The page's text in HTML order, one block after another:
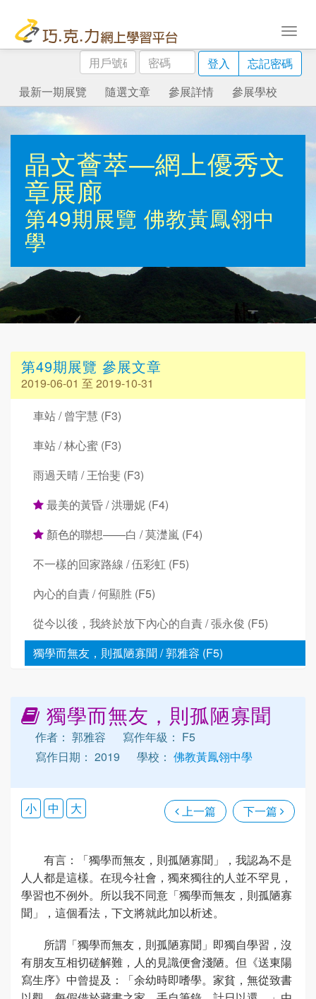
用
戶
號
碼
密
碼
登入
忘記密碼
最新一期展覽
隨選文章 參展詳情 參展學校
晶文薈萃—網上優秀文
章展廊
第49期展覽 佛教黃鳳翎中
學
第49期展覽 參展文章
2019-06-01 至 2019-10-31
車站 / 曾宇慧 (F3)
車站 / 林心蜜 (F3)
雨過天晴 / 王怡斐 (F3)
最美的黃昏 / 洪珊妮 (F4)
顏色的聯想——白 / 莫濋嵐 (F4)
不一樣的回家路線 / 伍彩虹 (F5)
內心的自責 / 何顯胜 (F5)
從今以後，我終於放下內心的自責 / 張永俊 (F5)
獨學而無友，則孤陋寡聞 / 郭雅容 (F5)
獨學而無友，則孤陋寡聞
作者： 郭雅容
寫作年級： F5
寫作日期： 2019
學校： 佛教黃鳳翎中學
上一篇 下一篇
小 中 大
有言：「獨學而無友，則孤陋寡聞」，我認為不是
人人都是這樣。在現今社會，獨來獨往的人並不罕見，
學習也不例外。所以我不同意「獨學而無友，則孤陋寡
聞」，這個看法，下文將就此加以析述。
所謂「獨學而無友，則孤陋寡聞」即獨自學習，沒
有朋友互相切磋解難，人的見識便會淺陋。但《送東陽
寫生序》中曾提及：「余幼時即嗜學。家貧，無從致書